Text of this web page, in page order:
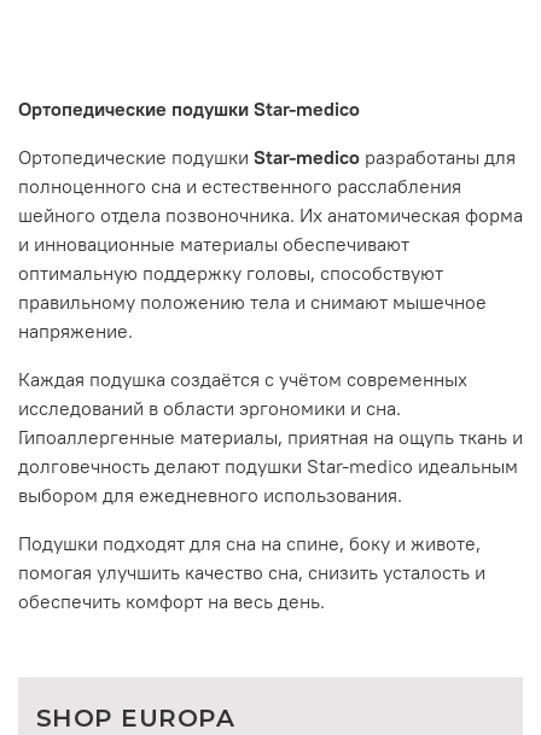
Ортопедические подушки Star-medico
Ортопедические подушки Star-medico разработаны для
полноценного сна и естественного расслабления
шейного отдела позвоночника. Их анатомическая форма
и инновационные материалы обеспечивают
оптимальную поддержку головы, способствуют
правильному положению тела и снимают мышечное
напряжение.
Каждая подушка создаётся с учётом современных
исследований в области эргономики и сна.
Гипоаллергенные материалы, приятная на ощупь ткань и
долговечность делают подушки Star-medico идеальным
выбором для ежедневного использования.
Подушки подходят для сна на спине, боку и животе,
помогая улучшить качество сна, снизить усталость и
обеспечить комфорт на весь день.
SHOP EUROPA